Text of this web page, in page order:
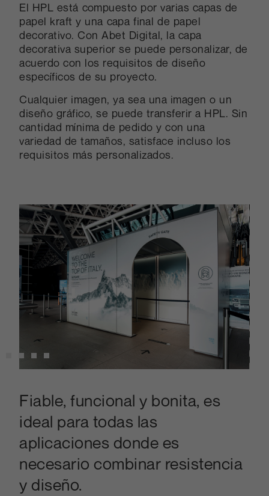
El HPL está compuesto por varias capas de
papel kraft y una capa final de papel
decorativo. Con Abet Digital, la capa
decorativa superior se puede personalizar, de
acuerdo con los requisitos de diseño
específicos de su proyecto.
Cualquier imagen, ya sea una imagen o un
diseño gráfico, se puede transferir a HPL. Sin
cantidad mínima de pedido y con una
variedad de tamaños, satisface incluso los
requisitos más personalizados.
Fiable, funcional y bonita, es
ideal para todas las
aplicaciones donde es
necesario combinar resistencia
y diseño.